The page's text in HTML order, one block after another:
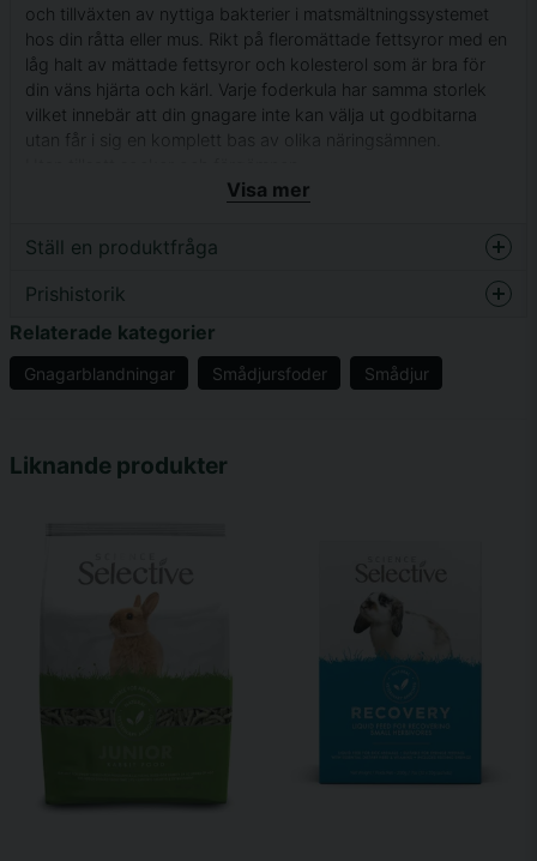
och tillväxten av nyttiga bakterier i matsmältningssystemet
hos din råtta eller mus. Rikt på fleromättade fettsyror med en
låg halt av mättade fettsyror och kolesterol som är bra för
din väns hjärta och kärl. Varje foderkula har samma storlek
vilket innebär att din gnagare inte kan välja ut godbitarna
utan får i sig en komplett bas av olika näringsämnen.
Visa mer
Ställ en produktfråga
question
Prishistorik
Relaterade kategorier
Gnagarblandningar Smådjursfoder Smådjur
Liknande produkter